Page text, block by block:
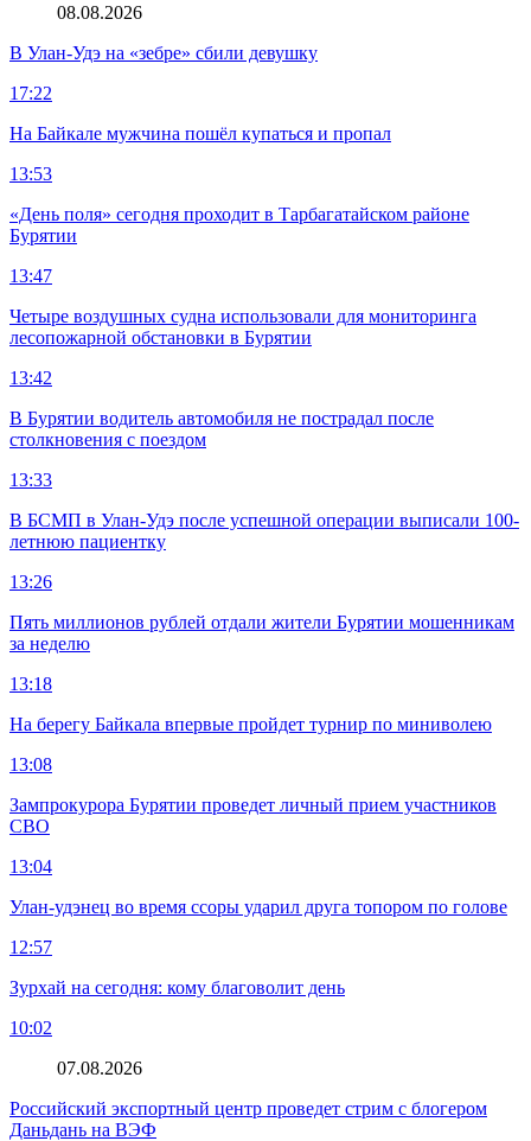
08.08.2026
В Улан-Удэ на «зебре» сбили девушку
17:22
На Байкале мужчина пошёл купаться и пропал
13:53
«День поля» сегодня проходит в Тарбагатайском районе
Бурятии
13:47
Четыре воздушных судна использовали для мониторинга
лесопожарной обстановки в Бурятии
13:42
В Бурятии водитель автомобиля не пострадал после
столкновения с поездом
13:33
В БСМП в Улан-Удэ после успешной операции выписали 100-
летнюю пациентку
13:26
Пять миллионов рублей отдали жители Бурятии мошенникам
за неделю
13:18
На берегу Байкала впервые пройдет турнир по миниволею
13:08
Зампрокурора Бурятии проведет личный прием участников
СВО
13:04
Улан-удэнец во время ссоры ударил друга топором по голове
12:57
Зурхай на сегодня: кому благоволит день
10:02
07.08.2026
Российский экспортный центр проведет стрим с блогером
Даньдань на ВЭФ